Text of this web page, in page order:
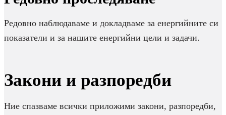
Редовно наблюдаваме и докладваме за енергийните си
показатели и за нашите енергийни цели и задачи.
Закони и разпоредби
Ние спазваме всички приложими закони, разпоредби,